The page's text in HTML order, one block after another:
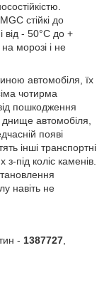
стійкі до
від - 50°C до +
морозі і не
автомобіля, їх
чотирма
пошкодження
днище автомобіля,
появі
інші транспортні
з-під коліс каменів.
навіть не
- 1387727,